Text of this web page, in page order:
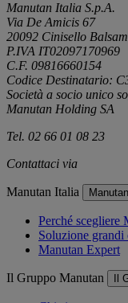
Manutan Italia S.p.A.
Via De Amicis 67
20092 Cinisello
P.IVA IT02097170969
C.F. 09816660154
Codice Destinatario:
Società a socio unico
Manutan Holding SA
Tel. 02 66 01 08 23
Contattaci via
Manutan Italia
Perché scegliere
Soluzione grandi
Manutan Expert
Il Gruppo Manutan Il